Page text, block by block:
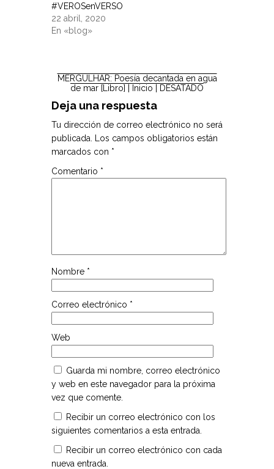
#VEROSenVERSO
22 abril, 2020
En «blog»
MERGULHAR: Poesía decantada en agua
de mar [Libro]
| Inicio | DESATADO
Deja una respuesta
Tu dirección de correo electrónico no será
publicada.
Los campos obligatorios están
marcados con *
Comentario *
Nombre *
Correo electrónico *
Web
Guarda mi nombre, correo electrónico
y web en este navegador para la próxima
vez que comente.
Recibir un correo electrónico con los
siguientes comentarios a esta entrada.
Recibir un correo electrónico con cada
nueva entrada.